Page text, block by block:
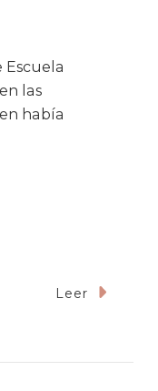
Escuela
las
había
Leer